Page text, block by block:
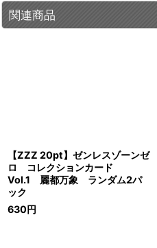
関連商品
【ZZZ 20pt】ゼンレスゾーンゼ
ロ コレクションカード
Vol.1 麗都万象 ランダム2パ
ック
630円